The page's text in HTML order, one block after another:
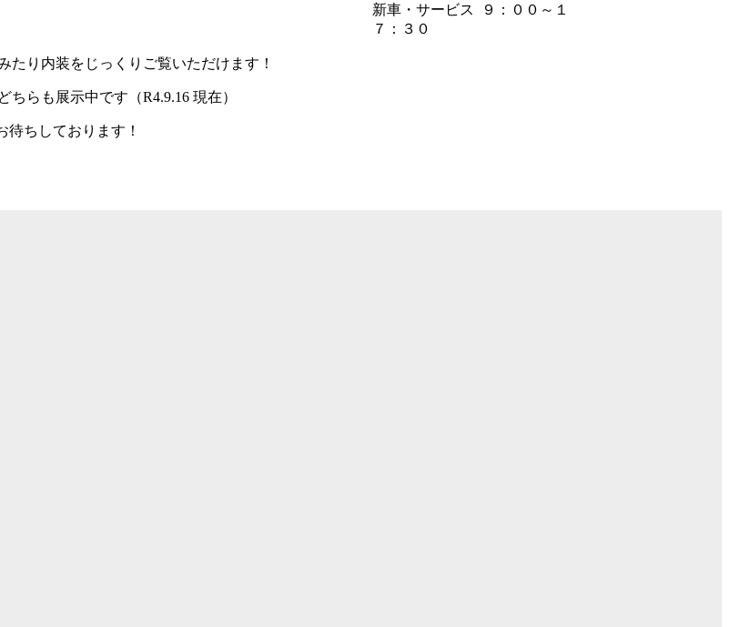
たり内装をじっくりご覧いただけます！
らも展示中です（R4.9.16 現在）
ちしております！
新車・サービス ９：００～１
７：３０